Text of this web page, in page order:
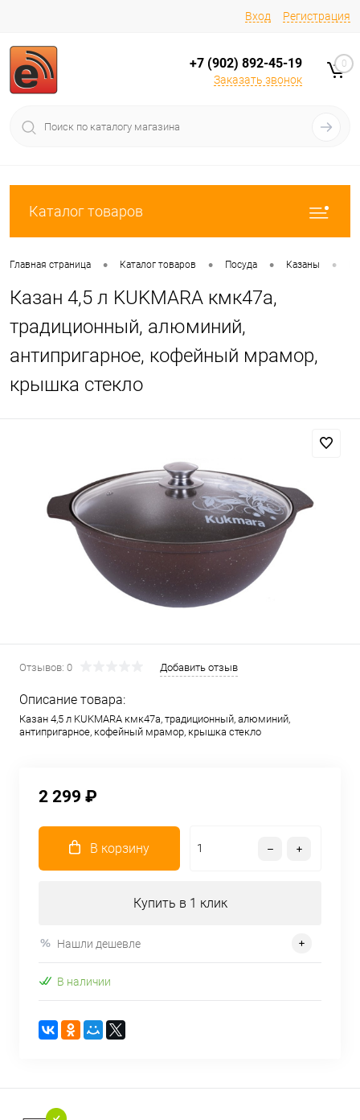
Вход Регистрация
+7 (902) 892-45-19
Заказать звонок
0
Каталог товаров
Главная страница • Каталог товаров • Посуда • Казаны •
Казан 4,5 л KUKMARA кмк47а,
традиционный, алюминий,
антипригарное, кофейный мрамор,
крышка стекло
Отзывов: 0 Добавить отзыв
Описание товара:
Казан 4,5 л KUKMARA кмк47а, традиционный, алюминий,
антипригарное, кофейный мрамор, крышка стекло
2 299 ₽
В корзину
Купить в 1 клик
Нашли дешевле
В наличии